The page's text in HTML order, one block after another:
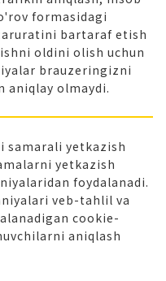
formasidagi
bartaraf etish
oldini olish uchun
brauzeringizni
aniqlay olmaydi.
samarali yetkazish
yetkazish
foydalanadi.
veb-tahlil va
cookie-
aniqlash